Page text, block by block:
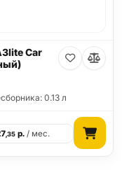
Car
0.13 л
,35 р. / мес.